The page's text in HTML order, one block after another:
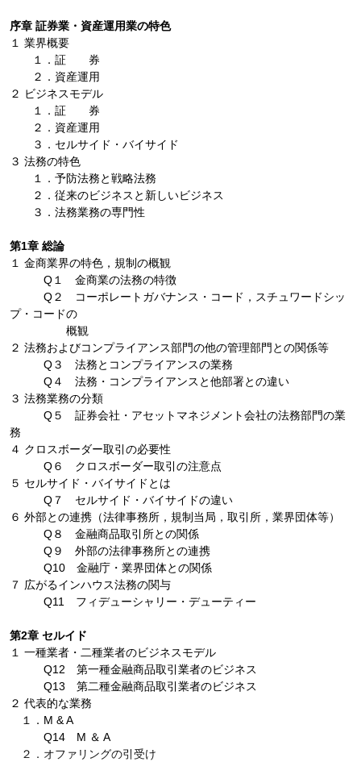
序章 証券業・資産運用業の特色
１ 業界概要
１．証 券
２．資産運用
２ ビジネスモデル
１．証 券
２．資産運用
３．セルサイド・バイサイド
３ 法務の特色
１．予防法務と戦略法務
２．従来のビジネスと新しいビジネス
３．法務業務の専門性
第1章 総論
１ 金商業界の特色，規制の概観
Q１ 金商業の法務の特徴
Q２ コーポレートガバナンス・コード，スチュワードシッ
プ・コードの
概観
２ 法務およびコンプライアンス部門の他の管理部門との関係等
Q３ 法務とコンプライアンスの業務
Q４ 法務・コンプライアンスと他部署との違い
３ 法務業務の分類
Q５ 証券会社・アセットマネジメント会社の法務部門の業
務
４ クロスボーダー取引の必要性
Q６ クロスボーダー取引の注意点
５ セルサイド・バイサイドとは
Q７ セルサイド・バイサイドの違い
６ 外部との連携（法律事務所，規制当局，取引所，業界団体等）
Q８ 金融商品取引所との関係
Q９ 外部の法律事務所との連携
Q10 金融庁・業界団体との関係
７ 広がるインハウス法務の関与
Q11 フィデューシャリー・デューティー
第2章 セルイド
１ 一種業者・二種業者のビジネスモデル
Q12 第一種金融商品取引業者のビジネス
Q13 第二種金融商品取引業者のビジネス
２ 代表的な業務
１．M & A
Q14 M ＆ A
２．オファリングの引受け